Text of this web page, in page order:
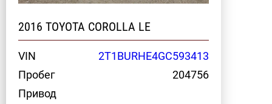
2016 TOYOTA COROLLA LE
VIN
2T1BURHE4GC593413
Пробег
204756
Привод